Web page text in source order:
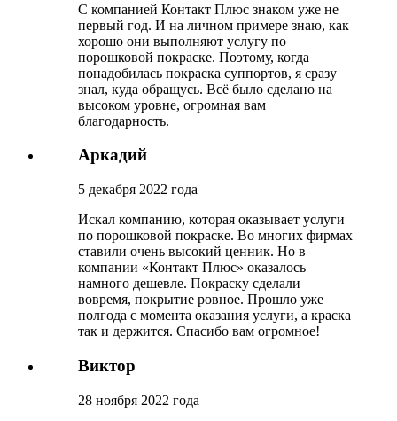
С компанией Контакт Плюс знаком уже не
первый год. И на личном примере знаю, как
хорошо они выполняют услугу по
порошковой покраске. Поэтому, когда
понадобилась покраска суппортов, я сразу
знал, куда обращусь. Всё было сделано на
высоком уровне, огромная вам
благодарность.
Аркадий
5 декабря 2022 года
Искал компанию, которая оказывает услуги
по порошковой покраске. Во многих фирмах
ставили очень высокий ценник. Но в
компании «Контакт Плюс» оказалось
намного дешевле. Покраску сделали
вовремя, покрытие ровное. Прошло уже
полгода с момента оказания услуги, а краска
так и держится. Спасибо вам огромное!
Виктор
28 ноября 2022 года